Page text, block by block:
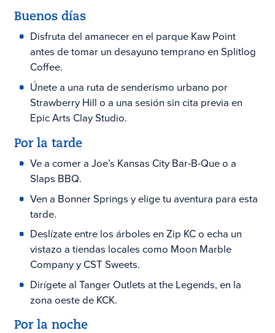
Buenos días
Disfruta del amanecer en el parque Kaw Point
antes de tomar un desayuno temprano en Splitlog
Coffee.
Únete a una ruta de senderismo urbano por
Strawberry Hill o a una sesión sin cita previa en
Epic Arts Clay Studio.
Por la tarde
Ve a comer a Joe’s Kansas City Bar-B-Que o a
Slaps BBQ.
Ven a Bonner Springs y elige tu aventura para esta
tarde.
Deslízate entre los árboles en Zip KC o echa un
vistazo a tiendas locales como Moon Marble
Company y CST Sweets.
Dirígete al Tanger Outlets at the Legends, en la
zona oeste de KCK.
Por la noche